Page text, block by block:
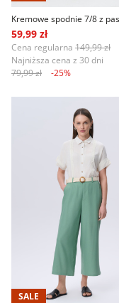
59,99 zł
Cena regularna 149,99 zł
Najniższa cena z 30 dni
79,99 zł
-25%
SALE